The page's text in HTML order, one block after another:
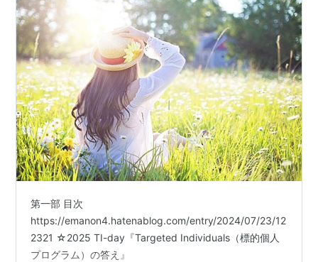
第一部 目次
https://emanon4.hatenablog.com/entry/2024/07/23/12
2321 ☆2025 TI-day『Targeted Individuals（標的個人
プログラム）の答え』